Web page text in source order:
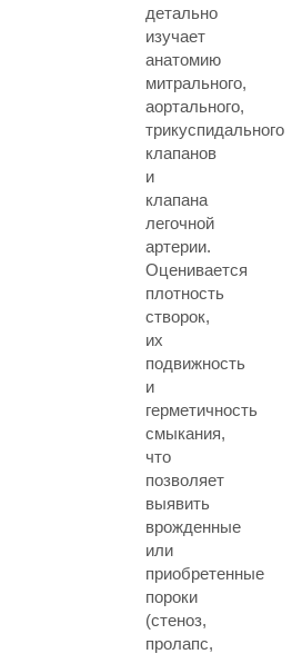
детально
изучает
анатомию
митрального,
аортального,
трикуспидального
клапанов
и
клапана
легочной
артерии.
Оценивается
плотность
створок,
их
подвижность
и
герметичность
смыкания,
что
позволяет
выявить
врожденные
или
приобретенные
пороки
(стеноз,
пролапс,